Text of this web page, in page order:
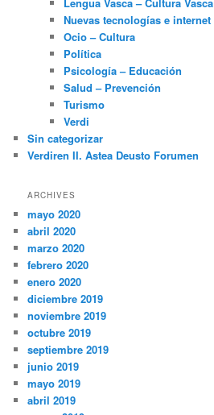
Nuevas tecnologías e internet
Ocio – Cultura
Política
Psicología – Educación
Salud – Prevención
Turismo
Verdi
Sin categorizar
Verdiren II. Astea Deusto Forumen
ARCHIVES
mayo 2020
abril 2020
marzo 2020
febrero 2020
enero 2020
diciembre 2019
noviembre 2019
octubre 2019
septiembre 2019
junio 2019
mayo 2019
abril 2019